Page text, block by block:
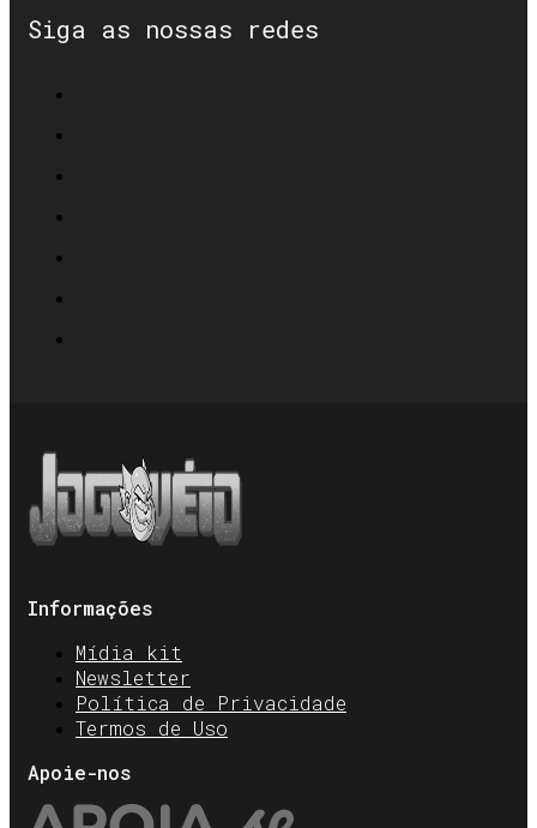
Siga as nossas redes
Informações
Mídia kit
Newsletter
Política de Privacidade
Termos de Uso
Apoie-nos